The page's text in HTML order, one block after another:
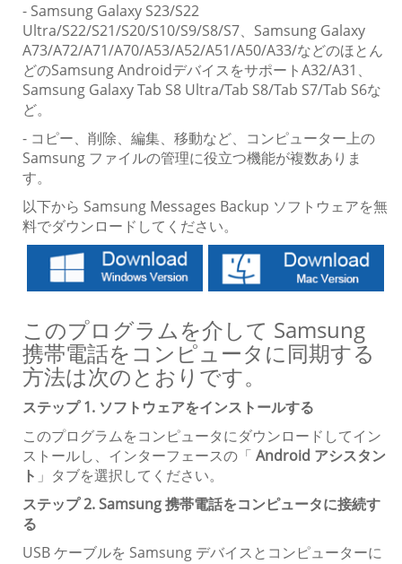
- Samsung Galaxy S23/S22
Ultra/S22/S21/S20/S10/S9/S8/S7、Samsung Galaxy
A73/A72/A71/A70/A53/A52/A51/A50/A33/などのほとん
どのSamsung AndroidデバイスをサポートA32/A31、
Samsung Galaxy Tab S8 Ultra/Tab S8/Tab S7/Tab S6な
ど。
- コピー、削除、編集、移動など、コンピューター上の
Samsung ファイルの管理に役立つ機能が複数ありま
す。
以下から Samsung Messages Backup ソフトウェアを無
料でダウンロードしてください。
このプログラムを介して Samsung
携帯電話をコンピュータに同期する
方法は次のとおりです。
ステップ 1. ソフトウェアをインストールする
このプログラムをコンピュータにダウンロードしてイン
ストールし、インターフェースの「 Android アシスタン
ト 」タブを選択してください。
ステップ 2. Samsung 携帯電話をコンピュータに接続す
る
USB ケーブルを Samsung デバイスとコンピューターに